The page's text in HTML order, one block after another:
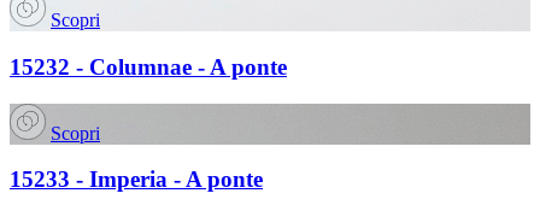
Scopri
15232 - Columnae - A ponte
Scopri
15233 - Imperia - A ponte